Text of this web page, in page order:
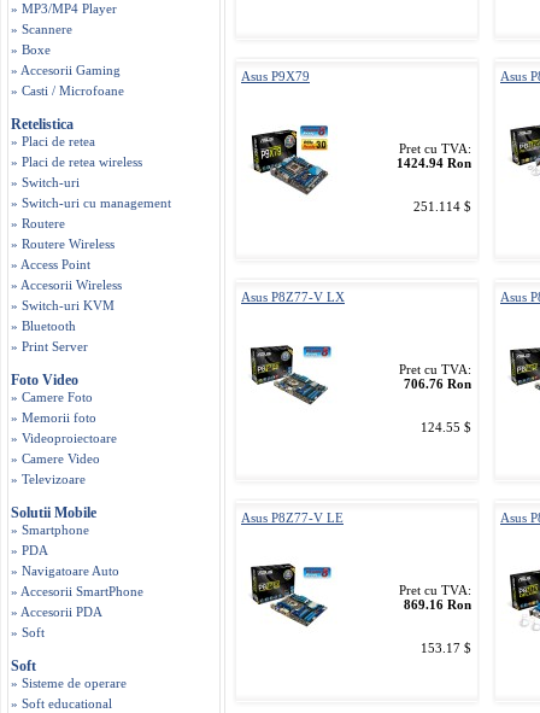
» MP3/MP4 Player
» Scannere
» Boxe
» Accesorii Gaming
» Casti / Microfoane
Retelistica
» Placi de retea
» Placi de retea wireless
» Switch-uri
» Switch-uri cu management
» Routere
» Routere Wireless
» Access Point
» Accesorii Wireless
» Switch-uri KVM
» Bluetooth
» Print Server
Foto Video
» Camere Foto
» Memorii foto
» Videoproiectoare
» Camere Video
» Televizoare
Solutii Mobile
» Smartphone
» PDA
» Navigatoare Auto
» Accesorii SmartPhone
» Accesorii PDA
» Soft
Soft
» Sisteme de operare
» Soft educational
Asus P9X79
Pret cu TVA:
1424.94 Ron
251.114 $
Asus
Asus P8Z77-V LX
Pret cu TVA:
706.76 Ron
124.55 $
Asus
Asus P8Z77-V LE
Pret cu TVA:
869.16 Ron
153.17 $
Asus